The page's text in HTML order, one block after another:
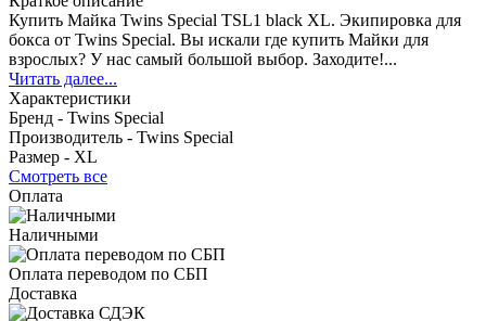
Купить Майка Twins Special TSL1 black XL. Экипировка для
бокса от Twins Special. Вы искали где купить Майки для
взрослых? У нас самый большой выбор. Заходите!...
Читать далее...
Характеристики
Бренд - Twins Special
Производитель - Twins Special
Размер - XL
Смотреть все
Оплата
Наличными
Оплата переводом по СБП
Доставка